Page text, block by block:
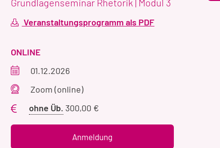
Grundlagenseminar Rhetorik | Modul 3
Veranstaltungsprogramm als PDF
VERANSTALTUNGSART
ONLINE
Veranstaltungszeitraum
01.12.2026
Veranstaltungsort
Zoom (online)
ohne Üb. Preis
Übernachtung
300,00 €
Anmeldung